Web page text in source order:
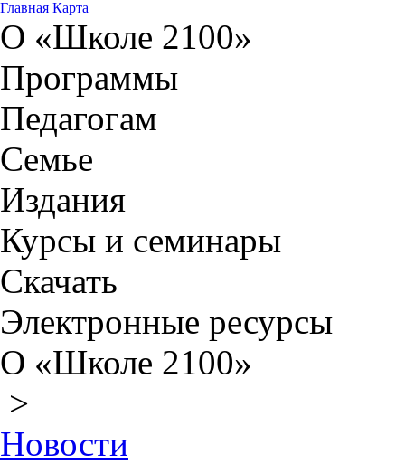
Главная Карта
О «Школе 2100»
Программы
Педагогам
Семье
Издания
Курсы и семинары
Скачать
Электронные ресурсы
О «Школе 2100»
>
Новости